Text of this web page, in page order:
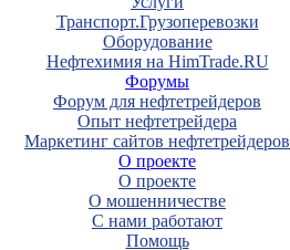
Транспорт.Грузоперевозки
Оборудование
Нефтехимия на HimTrade.RU
Форумы
Форум для нефтетрейдеров
Опыт нефтетрейдера
Маркетинг сайтов нефтетрейдеров
О проекте
О проекте
О мошенничестве
С нами работают
Помощь